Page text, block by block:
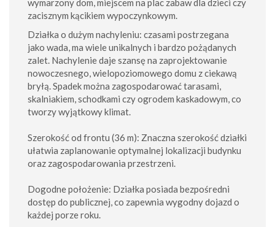
wymarzony dom, miejscem na plac zabaw dla dzieci czy
zacisznym kącikiem wypoczynkowym.
Działka o dużym nachyleniu: czasami postrzegana
jako wada, ma wiele unikalnych i bardzo pożądanych
zalet. Nachylenie daje szansę na zaprojektowanie
nowoczesnego, wielopoziomowego domu z ciekawą
bryłą. Spadek można zagospodarować tarasami,
skalniakiem, schodkami czy ogrodem kaskadowym, co
tworzy wyjątkowy klimat.
Szerokość od frontu (36 m): Znaczna szerokość działki
ułatwia zaplanowanie optymalnej lokalizacji budynku
oraz zagospodarowania przestrzeni.
Dogodne położenie: Działka posiada bezpośredni
dostęp do publicznej, co zapewnia wygodny dojazd o
każdej porze roku.